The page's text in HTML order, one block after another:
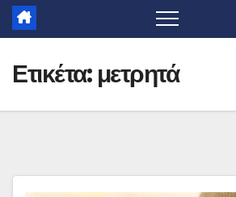
Ετικέτα: μετρητά